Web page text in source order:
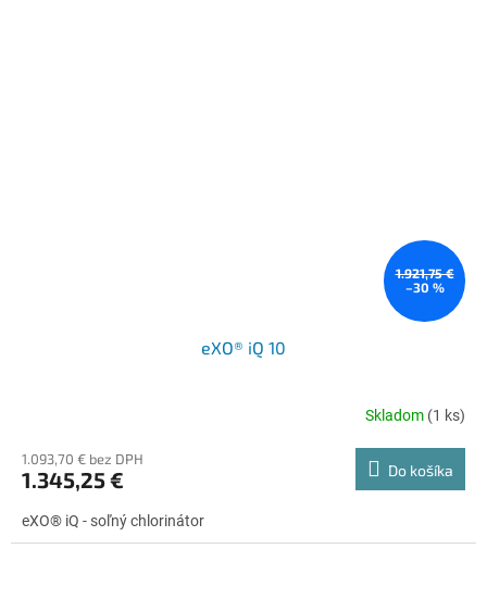
1.921,75 €
–30 %
eXO® iQ 10
Skladom (1 ks)
1.093,70 € bez DPH
1.345,25 € Do košíka
eXO® iQ - soľný chlorinátor